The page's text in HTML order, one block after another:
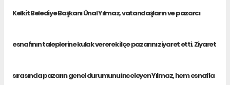
Kelkit Belediye Başkanı Ünal Yılmaz, vatandaşların ve pazarcı
esnafının taleplerine kulak vererek ilçe pazarını ziyaret etti. Ziyaret
sırasında pazarın genel durumunu inceleyen Yılmaz, hem esnafla